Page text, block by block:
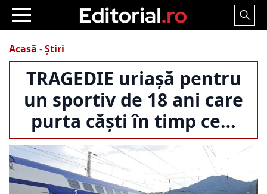
Search
Acasă -Știri
TRAGEDIE uriașă pentru
un sportiv de 18 ani care
purta căști în timp ce…